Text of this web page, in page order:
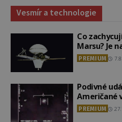
Vesmír a technologie
Co
Marsu? Je
PREMIUM
Podivné
Američané
PREMIUM